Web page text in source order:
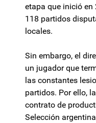
etapa que inició
118 partidos
locales.
Sin embargo, el
un jugador que
las constantes
partidos. Por ello,
contrato de
Selección